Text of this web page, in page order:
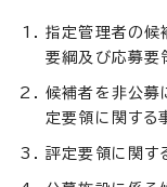
指定管理者の候
要綱及び応募要
候補者を非公募
定要領に関する
評定要領に関す